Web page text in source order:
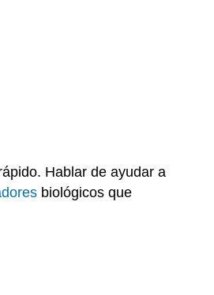
Hablar de ayudar a
biológicos que